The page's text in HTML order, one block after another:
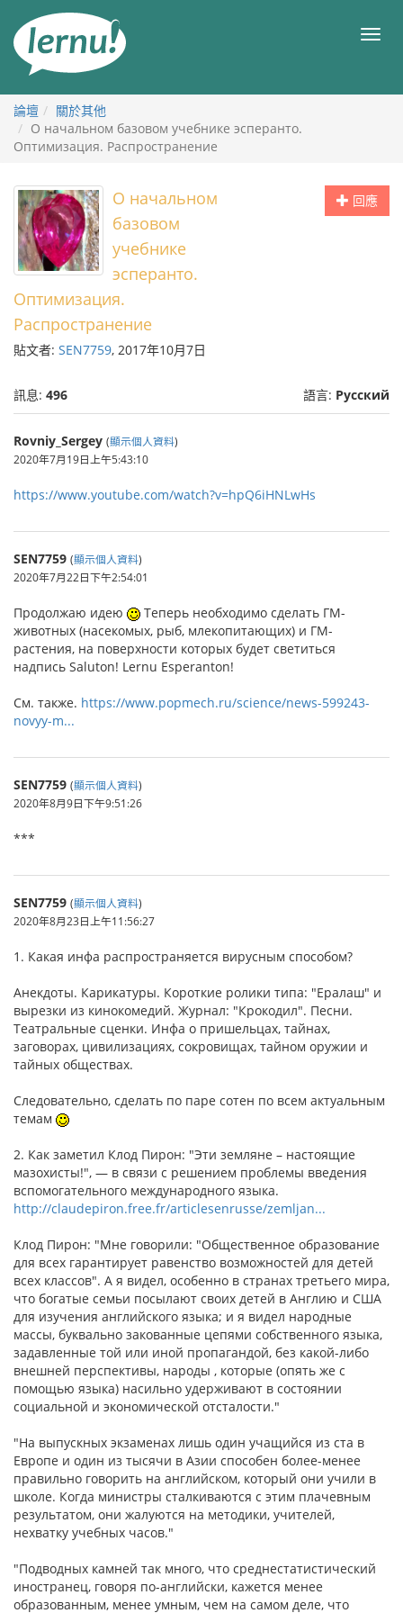
目
論壇
關於其他
О начальном базовом учебнике эсперанто.
Оптимизация. Распространение
回應
О начальном
базовом
учебнике
эсперанто.
Оптимизация.
Распространение
貼文者: SEN7759, 2017年10月7日
訊息: 496 語言: Русский
Rovniy_Sergey (顯示個人資料)
2020年7月19日上午5:43:10
https://www.youtube.com/watch?v=hpQ6iHNLwHs
SEN7759 (顯示個人資料)
2020年7月22日下午2:54:01
Продолжаю идею
Теперь необходимо сделать ГМ-
животных (насекомых, рыб, млекопитающих) и ГМ-
растения, на поверхности которых будет светиться
надпись Saluton! Lernu Esperanton!
См. также. https://www.popmech.ru/science/news-599243-
novyy-m...
SEN7759 (顯示個人資料)
2020年8月9日下午9:51:26
***
SEN7759 (顯示個人資料)
2020年8月23日上午11:56:27
1. Какая инфа распространяется вирусным способом?
Анекдоты. Карикатуры. Короткие ролики типа: "Ералаш" и
вырезки из кинокомедий. Журнал: "Крокодил". Песни.
Театральные сценки. Инфа о пришельцах, тайнах,
заговорах, цивилизациях, сокровищах, тайном оружии и
тайных обществах.
Следовательно, сделать по паре сотен по всем актуальным
темам
2. Как заметил Клод Пирон: "Эти земляне – настоящие
мазохисты!", — в связи с решением проблемы введения
вспомогательного международного языка.
http://claudepiron.free.fr/articlesenrusse/zemljan...
Клод Пирон: "Мне говорили: "Общественное образование
для всех гарантирует равенство возможностей для детей
всех классов". А я видел, особенно в странах третьего мира,
что богатые семьи посылают своих детей в Англию и США
для изучения английского языка; и я видел народные
массы, буквально закованные цепями собственного языка,
задавленные той или иной пропагандой, без какой-либо
внешней перспективы, народы , которые (опять же с
помощью языка) насильно удерживают в состоянии
социальной и экономической отсталости."
"На выпускных экзаменах лишь один учащийся из ста в
Европе и один из тысячи в Азии способен более-менее
правильно говорить на английском, который они учили в
школе. Когда министры сталкиваются с этим плачевным
результатом, они жалуются на методики, учителей,
нехватку учебных часов."
"Подводных камней так много, что среднестатистический
иностранец, говоря по-английски, кажется менее
образованным, менее умным, чем на самом деле, что